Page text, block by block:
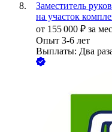
Заместитель
на участок
от 155 000 ₽ за
Опыт 3-6 лет
Выплаты: Два